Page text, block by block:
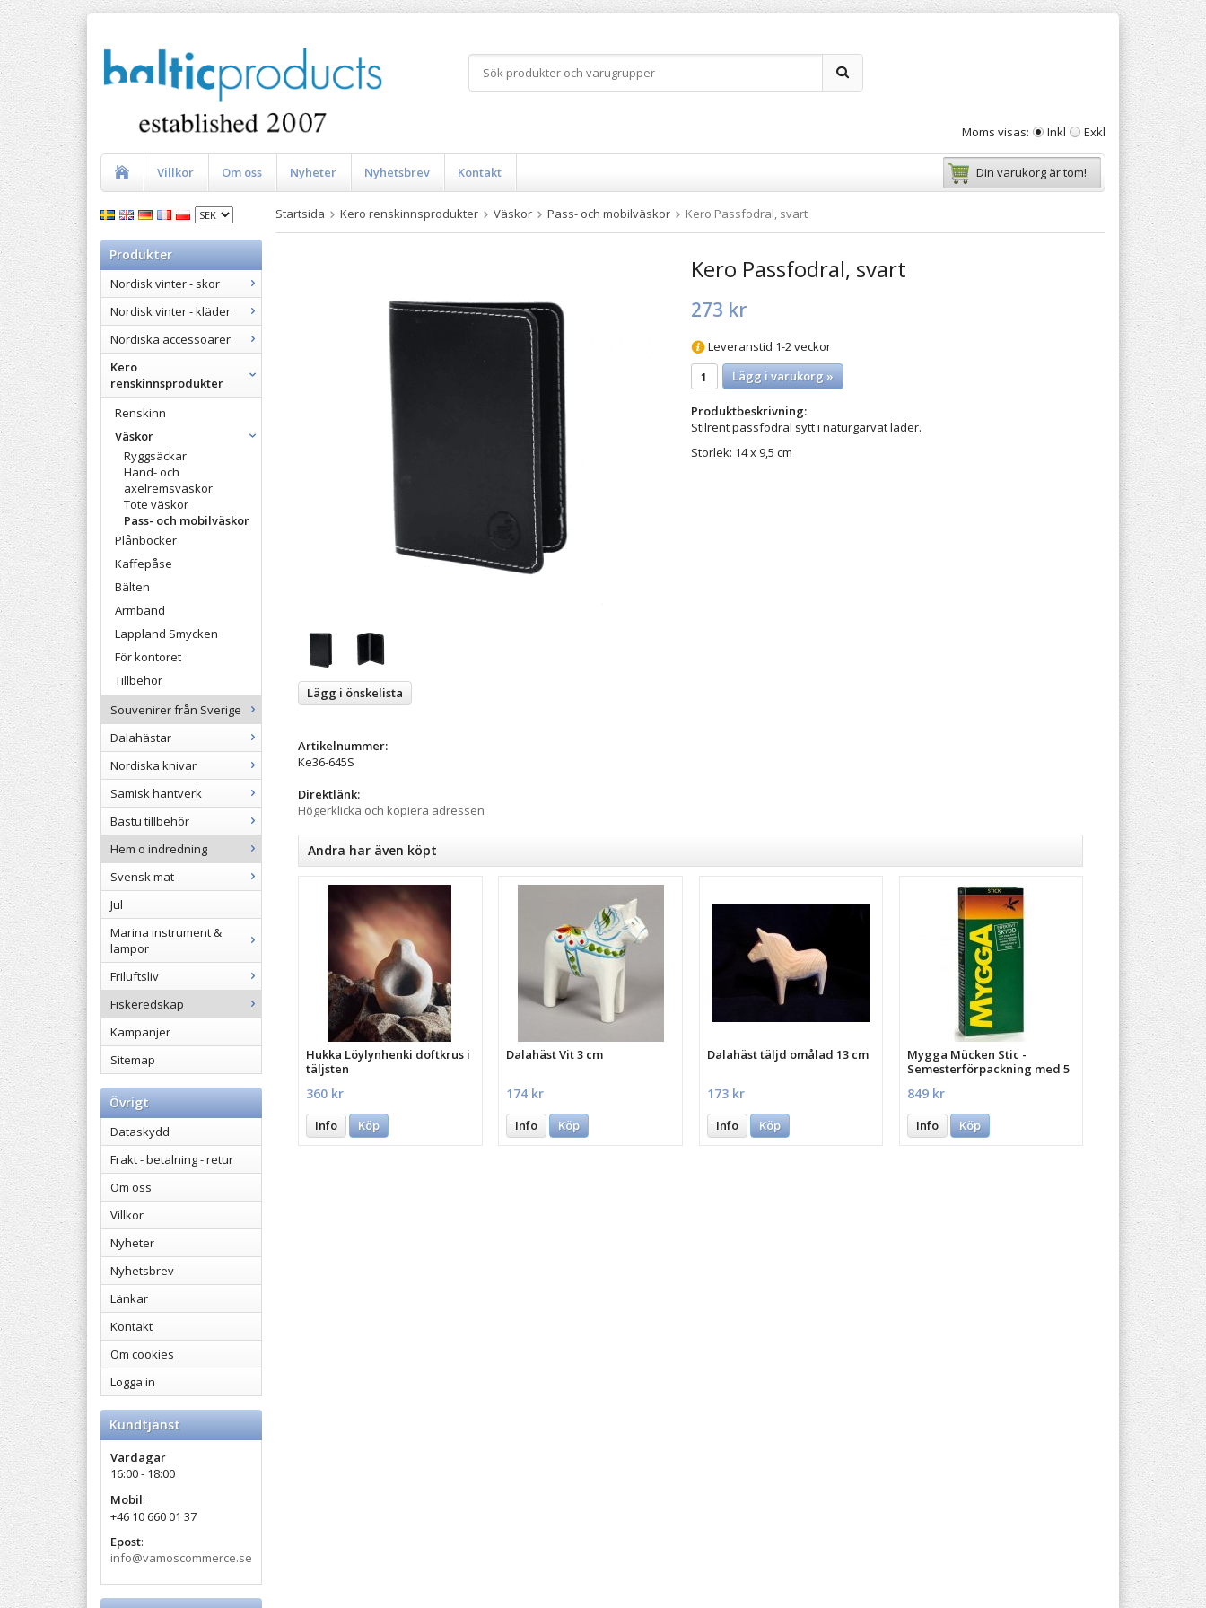
Moms visas: Inkl Exkl
Villkor Om oss Nyheter Nyhetsbrev Kontakt Din varukorg är tom!
Produkter
Nordisk vinter - skor
Nordisk vinter - kläder
Nordiska accessoarer
Kero
renskinnsprodukter
Renskinn
Väskor
Ryggsäckar
Hand- och
axelremsväskor
Tote väskor
Pass- och mobilväskor
Plånböcker
Kaffepåse
Bälten
Armband
Lappland Smycken
För kontoret
Tillbehör
Souvenirer från Sverige
Dalahästar
Nordiska knivar
Samisk hantverk
Bastu tillbehör
Hem o indredning
Svensk mat
Jul
Marina instrument &
lampor
Friluftsliv
Fiskeredskap
Kampanjer
Sitemap
Övrigt
Dataskydd
Frakt - betalning - retur
Om oss
Villkor
Nyheter
Nyhetsbrev
Länkar
Kontakt
Om cookies
Logga in
Kundtjänst
Vardagar
16:00 - 18:00
Mobil:
+46 10 660 01 37
Epost:
info@vamoscommerce.se
Startsida Kero renskinnsprodukter Väskor Pass- och mobilväskor Kero Passfodral, svart
Kero Passfodral, svart
273 kr
Leveranstid 1-2 veckor
Lägg i varukorg »
Produktbeskrivning:
Stilrent passfodral sytt i naturgarvat läder.
Storlek: 14 x 9,5 cm
Lägg i önskelista
Artikelnummer:
Ke36-645S
Direktlänk:
Högerklicka och kopiera adressen
Andra har även köpt
Hukka Löylynhenki doftkrus i
täljsten
360 kr
Info Köp
Dalahäst Vit 3 cm
174 kr
Info Köp
Dalahäst täljd omålad 13 cm
173 kr
Info Köp
Mygga Mücken Stic -
Semesterförpackning med 5
849 kr
Info Köp